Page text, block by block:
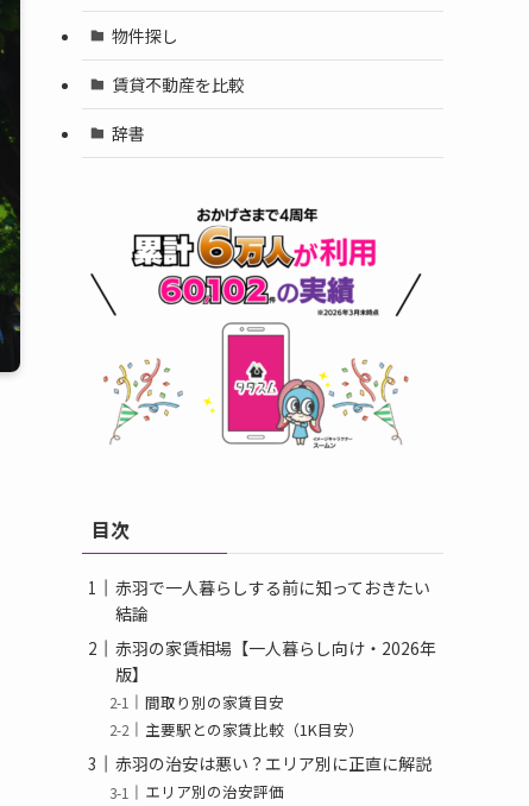
物件探し
賃貸不動産を比較
辞書
目次
赤羽で一人暮らしする前に知っておきたい
結論
赤羽の家賃相場【一人暮らし向け・2026年
版】
間取り別の家賃目安
主要駅との家賃比較（1K目安）
赤羽の治安は悪い？エリア別に正直に解説
エリア別の治安評価